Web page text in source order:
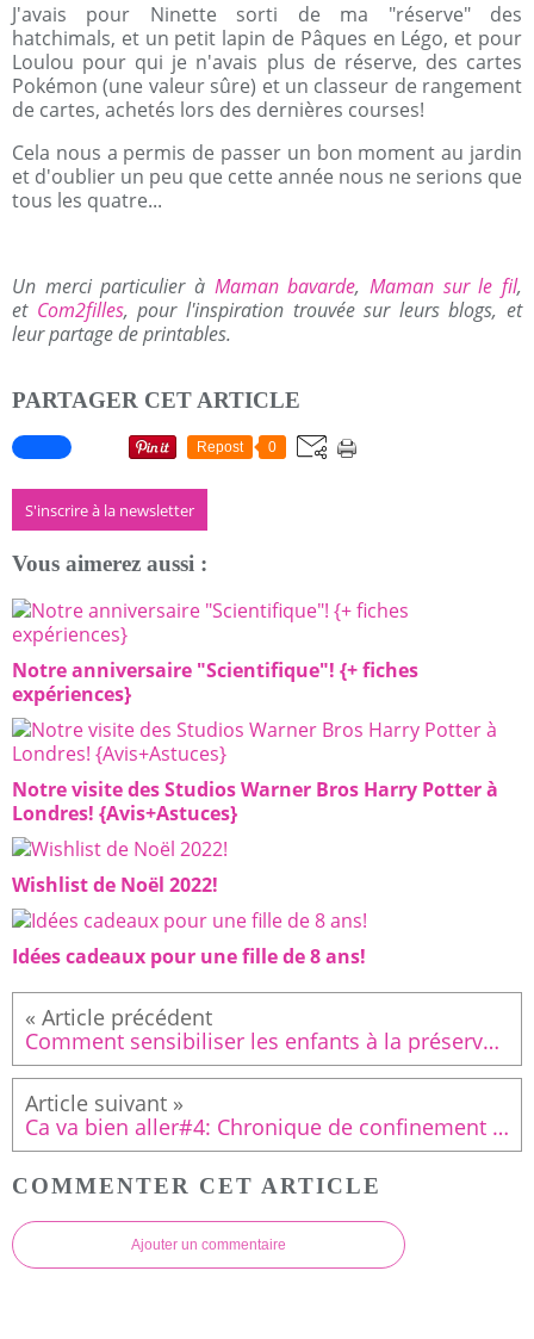
J'avais pour Ninette sorti de ma "réserve" des
hatchimals, et un petit lapin de Pâques en Légo, et pour
Loulou pour qui je n'avais plus de réserve, des cartes
Pokémon (une valeur sûre) et un classeur de rangement
de cartes, achetés lors des dernières courses!
Cela nous a permis de passer un bon moment au jardin
et d'oublier un peu que cette année nous ne serions que
tous les quatre...
Un merci particulier à Maman bavarde,Maman sur le fil,
et Com2filles, pour l'inspiration trouvée sur leurs blogs, et
leur partage de printables.
PARTAGER CET ARTICLE
Repost 0
S'inscrire à la newsletter
Vous aimerez aussi :
Notre anniversaire "Scientifique"! {+ fiches
expériences}
Notre visite des Studios Warner Bros Harry Potter à
Londres! {Avis+Astuces}
Wishlist de Noël 2022!
Idées cadeaux pour une fille de 8 ans!
Comment sensibiliser les enfants à la préservation de l'environnement?
Ca va bien aller#4: Chronique de confinement et petits bonheurs de la semaine
COMMENTER CET ARTICLE
Ajouter un commentaire